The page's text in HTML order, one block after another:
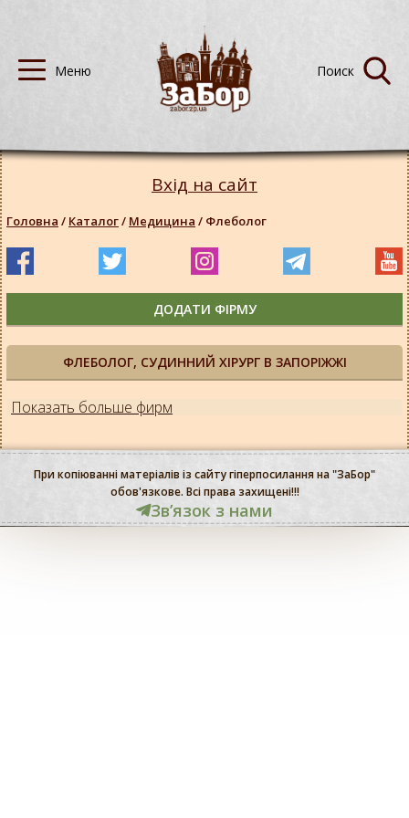
ФЛЕБОЛОГ, СУДИННИЙ ХІРУРГ В ЗАПОРІЖЖІ
Показать больше фирм
Вхід на сайт
Головна / Каталог/ Медицина / Флеболог
ДОДАТИ ФІРМУ
При копіюванні матеріалів із сайту гіперпосилання на "ЗаБор"
обов'язкове. Всі права захищені!!!
Звʼязок з нами